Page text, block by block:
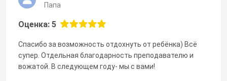
Папа
Оценка: 5
Спасибо за возможность отдохнуть от ребёнка) Всё
супер. Отдельная благодарность преподавателю и
вожатой. В следующем году- мы с вами!